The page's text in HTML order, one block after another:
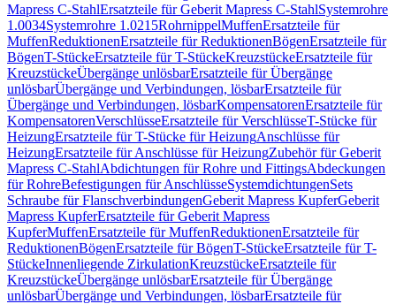
Mapress C-StahlErsatzteile für Geberit Mapress C-StahlSystemrohre
1.0034Systemrohre 1.0215RohrnippelMuffenErsatzteile für
MuffenReduktionenErsatzteile für ReduktionenBögenErsatzteile für
BögenT-StückeErsatzteile für T-StückeKreuzstückeErsatzteile für
KreuzstückeÜbergänge unlösbarErsatzteile für Übergänge
unlösbarÜbergänge und Verbindungen, lösbarErsatzteile für
Übergänge und Verbindungen, lösbarKompensatorenErsatzteile für
KompensatorenVerschlüsseErsatzteile für VerschlüsseT-Stücke für
HeizungErsatzteile für T-Stücke für HeizungAnschlüsse für
HeizungErsatzteile für Anschlüsse für HeizungZubehör für Geberit
Mapress C-StahlAbdichtungen für Rohre und FittingsAbdeckungen
für RohreBefestigungen für AnschlüsseSystemdichtungenSets
Schraube für FlanschverbindungenGeberit Mapress KupferGeberit
Mapress KupferErsatzteile für Geberit Mapress
KupferMuffenErsatzteile für MuffenReduktionenErsatzteile für
ReduktionenBögenErsatzteile für BögenT-StückeErsatzteile für T-
StückeInnenliegende ZirkulationKreuzstückeErsatzteile für
KreuzstückeÜbergänge unlösbarErsatzteile für Übergänge
unlösbarÜbergänge und Verbindungen, lösbarErsatzteile für